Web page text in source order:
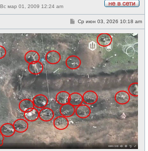
в
с
Вс мар 01, 2009 12:24 am
С
о
б
щ
н
и
е
Ср июн 03, 2026 10:18 am